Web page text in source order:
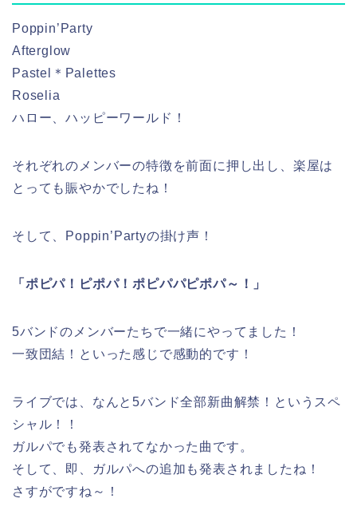
Poppin’Party
Afterglow
Pastel＊Palettes
Roselia
ハロー、ハッピーワールド！
それぞれのメンバーの特徴を前面に押し出し、楽屋は
とっても賑やかでしたね！
そして、Poppin’Partyの掛け声！
「ポピパ！ピポパ！ポピパパピポパ～！」
5バンドのメンバーたちで一緒にやってました！
一致団結！といった感じで感動的です！
ライブでは、なんと5バンド全部新曲解禁！というスペ
シャル！！
ガルパでも発表されてなかった曲です。
そして、即、ガルパへの追加も発表されましたね！
さすがですね～！